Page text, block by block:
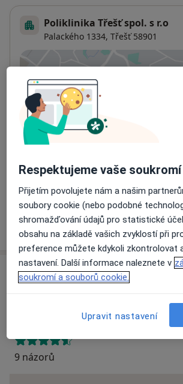
Poliklinika Třešť spol. s r.o
Palackého 1334, Třešť58901
Dostupnost
Na této adrese online kalendář není
Co mám v takové situaci udělat?
Způsoby platby (soukromé návštěvy)
Na teto adrese lékař přijímá
Detaily
Víceo adrese
Názory
Přidejte svůj názor
9 názorů
Respektujeme vaše soukromí
Přijetím povolujete nám a našim
soubory cookie (nebo podobné
shromažďování údajů pro statistické
obsahu na základě vašich zvyklostí při
preference můžete kdykoli zkontrolovat
nastavení. Další informace naleznete v
soukromí a souborů cookie.
Upravit nastavení